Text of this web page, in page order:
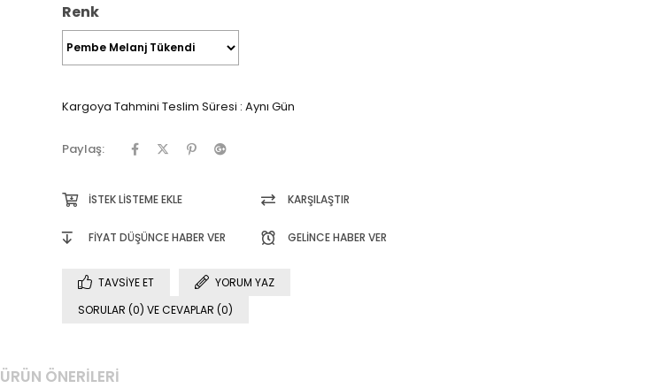
Renk
Kargoya Tahmini Teslim Süresi : Aynı Gün
Paylaş:
İSTEK LISTEME EKLE KARŞILAŞTIR
FIYAT DÜŞÜNCE HABER VER GELINCE HABER VER
TAVSIYE ET
YORUM YAZ
SORULAR (0) VE CEVAPLAR (0)
ÜRÜN ÖNERILERI